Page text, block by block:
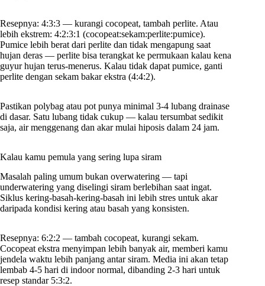
Resepnya: 4:3:3 — kurangi cocopeat, tambah perlite. Atau
lebih ekstrem: 4:2:3:1 (cocopeat:sekam:perlite:pumice).
Pumice lebih berat dari perlite dan tidak mengapung saat
hujan deras — perlite bisa terangkat ke permukaan kalau kena
guyur hujan terus-menerus. Kalau tidak dapat pumice, ganti
perlite dengan sekam bakar ekstra (4:4:2).
Pastikan polybag atau pot punya minimal 3-4 lubang drainase
di dasar. Satu lubang tidak cukup — kalau tersumbat sedikit
saja, air menggenang dan akar mulai hiposis dalam 24 jam.
Kalau kamu pemula yang sering lupa siram
Masalah paling umum bukan overwatering — tapi
underwatering yang diselingi siram berlebihan saat ingat.
Siklus kering-basah-kering-basah ini lebih stres untuk akar
daripada kondisi kering atau basah yang konsisten.
Resepnya: 6:2:2 — tambah cocopeat, kurangi sekam.
Cocopeat ekstra menyimpan lebih banyak air, memberi kamu
jendela waktu lebih panjang antar siram. Media ini akan tetap
lembab 4-5 hari di indoor normal, dibanding 2-3 hari untuk
resep standar 5:3:2.